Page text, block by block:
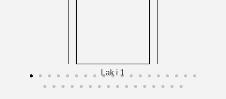
Lak i 1